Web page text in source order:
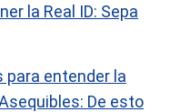
la Real ID: Sepa
entender la
De esto